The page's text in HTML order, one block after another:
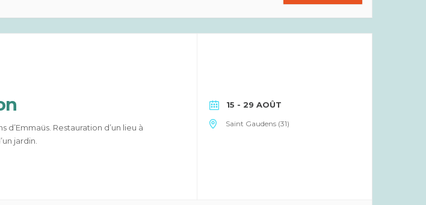
Restauration d’un lieu à
jardin.
15 - 29 AOÛT
Saint Gaudens (31)